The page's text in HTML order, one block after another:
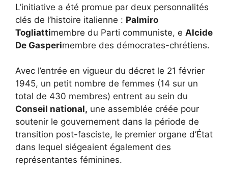
L’initiative a été promue par deux personnalités
clés de l’histoire italienne : Palmiro
Togliattimembre du Parti communiste, e Alcide
De Gasperimembre des démocrates-chrétiens.
Avec l’entrée en vigueur du décret le 21 février
1945, un petit nombre de femmes (14 sur un
total de 430 membres) entrent au sein du
Conseil national, une assemblée créée pour
soutenir le gouvernement dans la période de
transition post-fasciste, le premier organe d’État
dans lequel siégeaient également des
représentantes féminines.